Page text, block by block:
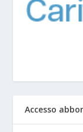
Accesso